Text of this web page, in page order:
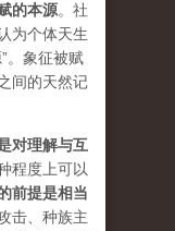
的本源。 社
为个体天生
。象征被赋
间的天然记
对理解与互
程度上可以
前提是相当
击、种族主